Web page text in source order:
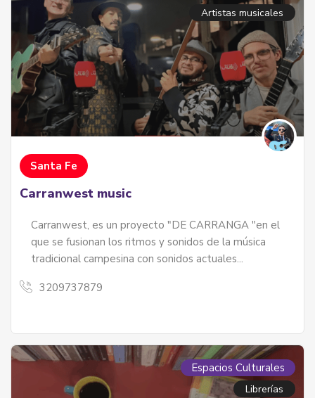
Artistas musicales
Santa Fe
Carranwest music
Carranwest, es un proyecto "DE CARRANGA "en el
que se fusionan los ritmos y sonidos de la música
tradicional campesina con sonidos actuales...
3209737879
Espacios Culturales
Librerías